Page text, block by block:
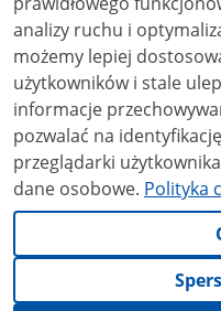
analizy ruchu i optymalizacji
możemy lepiej
użytkowników i stale ulepszać
informacje
pozwalać na
przeglądarki
dane osobowe. Polityka